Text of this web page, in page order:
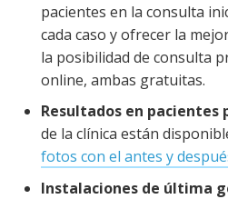
pacientes en la consulta
cada caso y ofrecer la
la posibilidad de consulta
online, ambas gratuitas.
Resultados en pacientes
de la clínica están
fotos con el antes y
Instalaciones de última